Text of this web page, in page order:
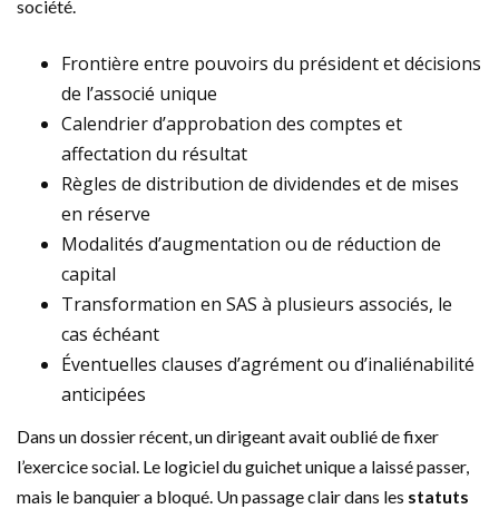
société.
Frontière entre pouvoirs du président et décisions
de l’associé unique
Calendrier d’approbation des comptes et
affectation du résultat
Règles de distribution de dividendes et de mises
en réserve
Modalités d’augmentation ou de réduction de
capital
Transformation en SAS à plusieurs associés, le
cas échéant
Éventuelles clauses d’agrément ou d’inaliénabilité
anticipées
Dans un dossier récent, un dirigeant avait oublié de fixer
l’exercice social. Le logiciel du guichet unique a laissé passer,
mais le banquier a bloqué. Un passage clair dans les statuts